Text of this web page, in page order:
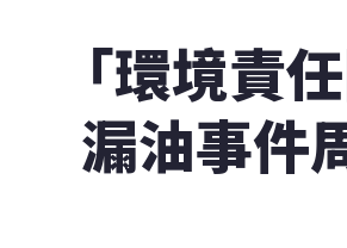
「環境責
漏油事件